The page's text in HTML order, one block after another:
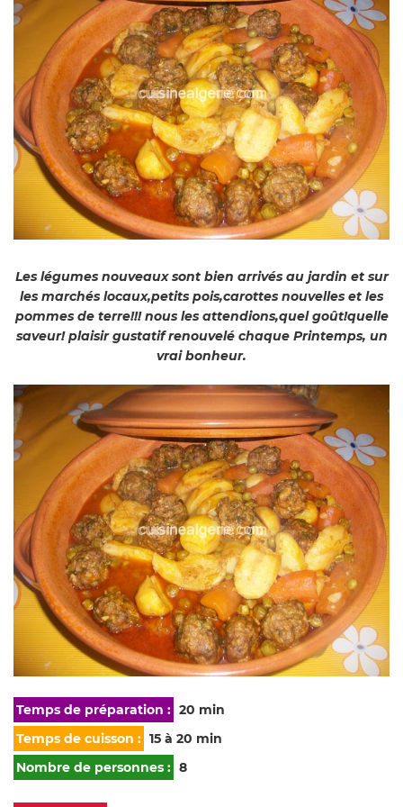
Les légumes nouveaux sont bien arrivés au jardin et sur
les marchés locaux,petits pois,carottes nouvelles et les
pommes de terre!!! nous les attendions,quel goût!quelle
saveur! plaisir gustatif renouvelé chaque Printemps, un
vrai bonheur.
Temps de préparation : 20 min
Temps de cuisson : 15 à 20 min
Nombre de personnes : 8